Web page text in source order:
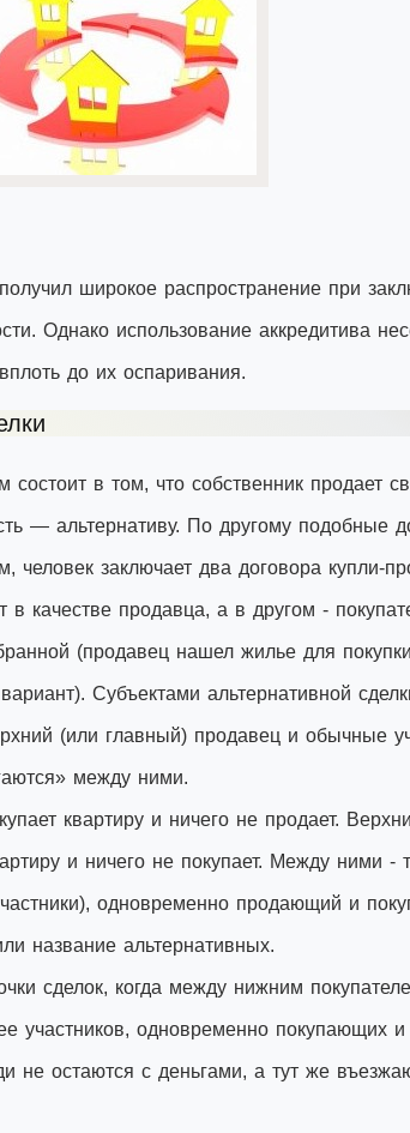
широкое распространение при
Однако использование аккредитива
до их оспаривания.
состоит в том, что собственник продает
— альтернативу. По другому подобные
человек заключает два договора купли-
качестве продавца, а в другом -
(продавец нашел жилье для
Субъектами альтернативной
(или главный) продавец и обычные
между ними.
квартиру и ничего не продает.
и ничего не покупает. Между ними -
одновременно продающий и
название альтернативных.
сделок, когда между нижним
участников, одновременно покупающих
не остаются с деньгами, а тут же